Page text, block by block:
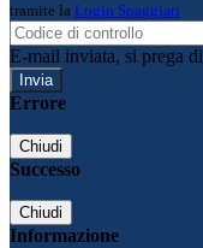
tramite la Login Spaggiari
E-mail inviata, si prega
Errore
Chiudi
Successo
Chiudi
Informazione